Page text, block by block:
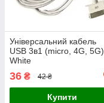
Універсальний кабель
USB 3в1 (micro, 4G, 5G)
White
36 ₴ 42 ₴
Купити